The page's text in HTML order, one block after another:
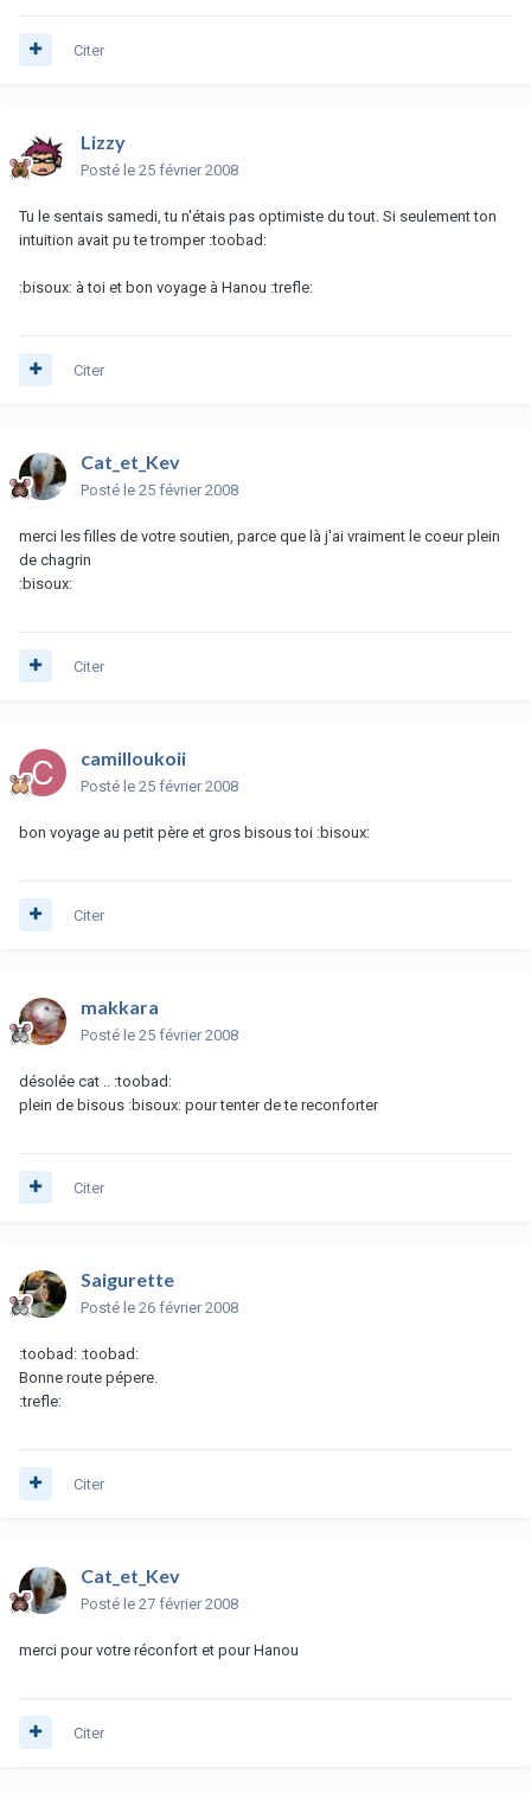
Citer
Lizzy
Posté le 25 février 2008
Tu le sentais samedi, tu n'étais pas optimiste du tout. Si seulement ton
intuition avait pu te tromper :toobad:
:bisoux: à toi et bon voyage à Hanou :trefle:
Citer
Cat_et_Kev
Posté le 25 février 2008
merci les filles de votre soutien, parce que là j'ai vraiment le coeur plein
de chagrin
:bisoux:
Citer
camilloukoii
Posté le 25 février 2008
bon voyage au petit père et gros bisous toi :bisoux:
Citer
makkara
Posté le 25 février 2008
désolée cat .. :toobad:
plein de bisous :bisoux: pour tenter de te reconforter
Citer
Saigurette
Posté le 26 février 2008
:toobad: :toobad:
Bonne route pépere.
:trefle:
Citer
Cat_et_Kev
Posté le 27 février 2008
merci pour votre réconfort et pour Hanou
Citer